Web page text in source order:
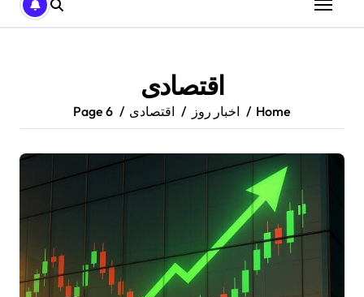
اقتصادی
Home اخبار روز اقتصادی Page 6